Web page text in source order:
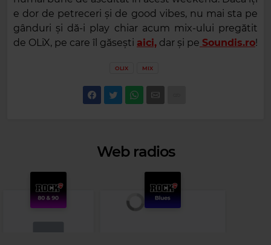
e dor de petreceri și de good vibes, nu mai sta pe
gânduri și dă-i play chiar acum mix-ului pregătit
de OLiX, pe care îl găsești aici, dar și pe Soundis.ro!
OLIX MIX
Web radios